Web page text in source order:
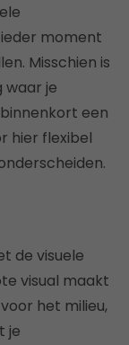
moment
Misschien is
waar je
een
hier flexibel
de visuele
visual maakt
het milieu,
je